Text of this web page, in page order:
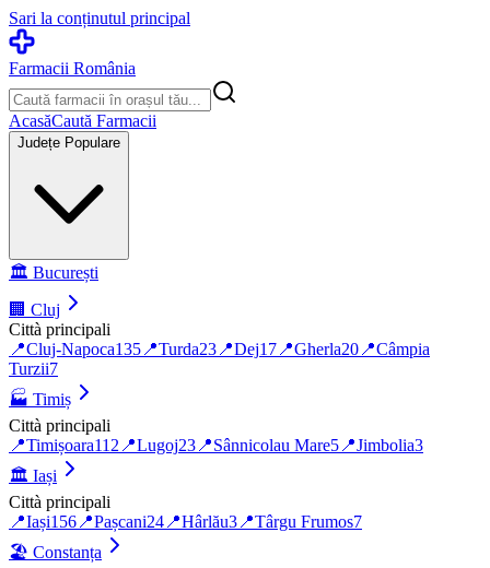
Sari la conținutul principal
Farmacii România
AcasăCaută Farmacii
Județe Populare
🏛️ București
🏢 Cluj
Città principali
📍Cluj-Napoca135 📍Turda23 📍Dej17 📍Gherla20 📍Câmpia
Turzii7
🏭 Timiș
Città principali
📍Timișoara112 📍Lugoj23 📍Sânnicolau Mare5 📍Jimbolia3
🏛️ Iași
Città principali
📍Iași156 📍Pașcani24 📍Hârlău3 📍Târgu Frumos7
🏖️ Constanța